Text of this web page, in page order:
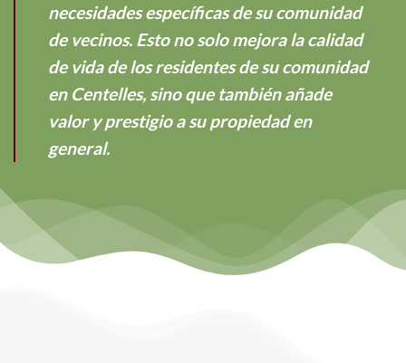
necesidades específicas de su comunidad
de vecinos. Esto no solo mejora la calidad
de vida de los residentes de su comunidad
en Centelles, sino que también añade
valor y prestigio a su propiedad en
general.